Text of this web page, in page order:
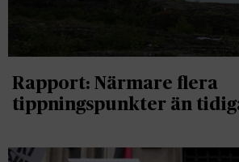
Rapport: Närmare flera
tippningspunkter än